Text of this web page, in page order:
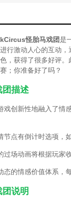
怪胎马戏团是
行激动人心的互动
，获得了很多好评
；你准备好了吗？
团描述
戏创新性地融入了情
节点有倒计时选项，
过场动画将根据玩家
态的情感价值体系，
说明